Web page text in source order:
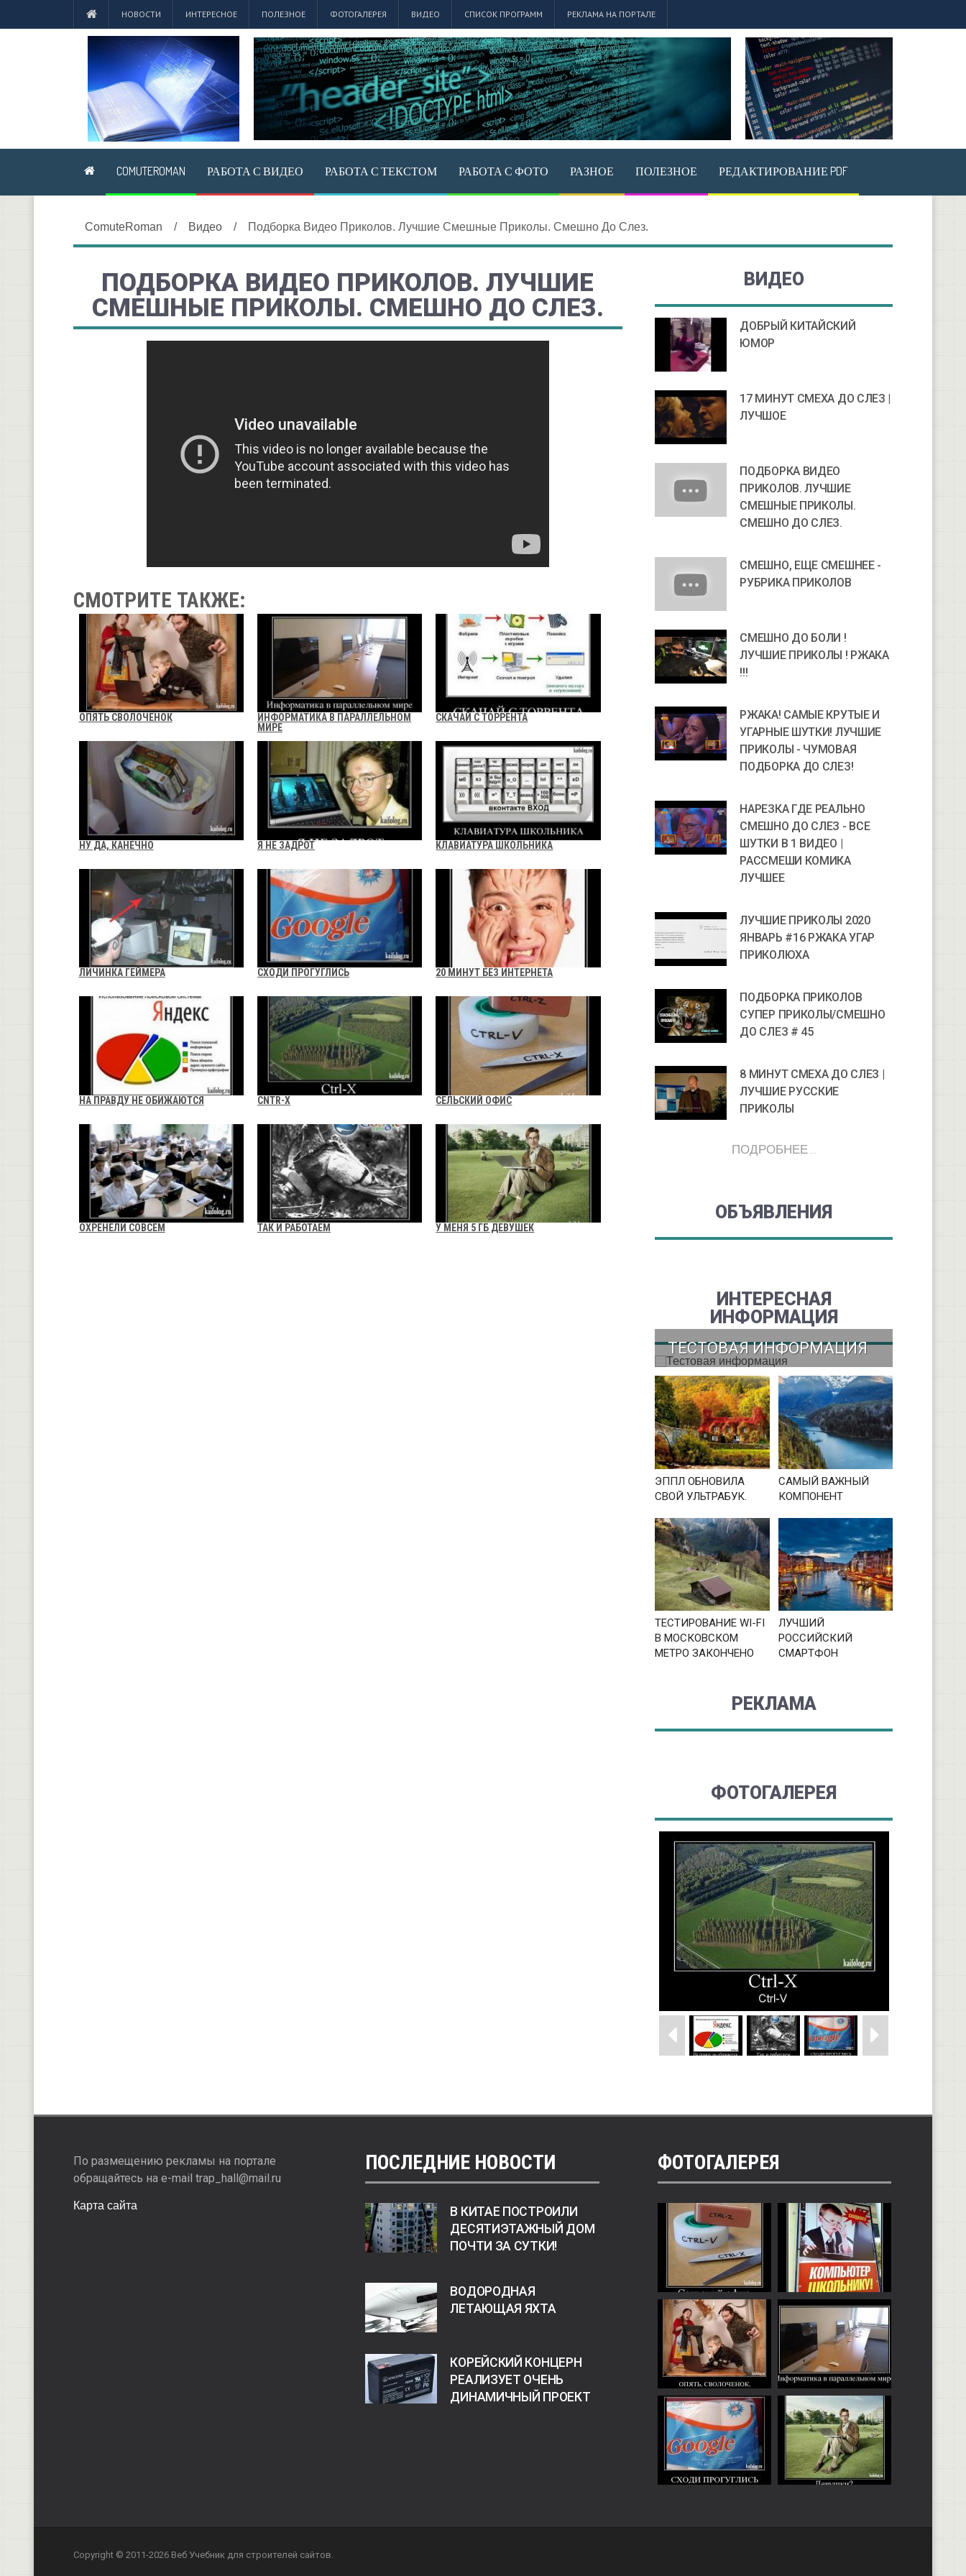
НОВОСТИ ИНТЕРЕСНОЕ ПОЛЕЗНОЕ ФОТОГАЛЕРЕЯ ВИДЕО СПИСОК ПРОГРАММ РЕКЛАМА НА ПОРТАЛЕ
COMUTEROMAN РАБОТА С ВИДЕО РАБОТА С ТЕКСТОМ РАБОТА С ФОТО РАЗНОЕ ПОЛЕЗНОЕ РЕДАКТИРОВАНИЕ PDF
ComuteRoman / Видео / Подборка Видео Приколов. Лучшие Смешные Приколы. Смешно До Слез.
ПОДБОРКА ВИДЕО ПРИКОЛОВ. ЛУЧШИЕ
СМЕШНЫЕ ПРИКОЛЫ. СМЕШНО ДО СЛЕЗ.
СМОТРИТЕ ТАКЖЕ:
ОПЯТЬ СВОЛОЧЕНОК
ИНФОРМАТИКА В ПАРАЛЛЕЛЬНОМ
МИРЕ
СКАЧАЙ С ТОРРЕНТА
НУ ДА, КАНЕЧНО Я НЕ ЗАДРОТ КЛАВИАТУРА ШКОЛЬНИКА
ЛИЧИНКА ГЕЙМЕРА СХОДИ ПРОГУГЛИСЬ 20 МИНУТ БЕЗ ИНТЕРНЕТА
НА ПРАВДУ НЕ ОБИЖАЮТСЯ CNTR-X СЕЛЬСКИЙ ОФИС
ОХРЕНЕЛИ СОВСЕМ ТАК И РАБОТАЕМ У МЕНЯ 5 ГБ ДЕВУШЕК
ВИДЕО
ДОБРЫЙ КИТАЙСКИЙ
ЮМОР
17 МИНУТ СМЕХА ДО СЛЕЗ |
ЛУЧШОЕ
ПОДБОРКА ВИДЕО
ПРИКОЛОВ. ЛУЧШИЕ
СМЕШНЫЕ ПРИКОЛЫ.
СМЕШНО ДО СЛЕЗ.
СМЕШНО, ЕЩЕ СМЕШНЕЕ -
РУБРИКА ПРИКОЛОВ
СМЕШНО ДО БОЛИ !
ЛУЧШИЕ ПРИКОЛЫ ! РЖАКА
!!!
РЖАКА! САМЫЕ КРУТЫЕ И
УГАРНЫЕ ШУТКИ! ЛУЧШИЕ
ПРИКОЛЫ - ЧУМОВАЯ
ПОДБОРКА ДО СЛЕЗ!
НАРЕЗКА ГДЕ РЕАЛЬНО
СМЕШНО ДО СЛЕЗ - ВСЕ
ШУТКИ В 1 ВИДЕО |
РАССМЕШИ КОМИКА
ЛУЧШЕЕ
ЛУЧШИЕ ПРИКОЛЫ 2020
ЯНВАРЬ #16 РЖАКА УГАР
ПРИКОЛЮХА
ПОДБОРКА ПРИКОЛОВ
СУПЕР ПРИКОЛЫ/СМЕШНО
ДО СЛЕЗ # 45
8 МИНУТ СМЕХА ДО СЛЕЗ |
ЛУЧШИЕ РУССКИЕ
ПРИКОЛЫ
ПОДРОБНЕЕ ...
ОБЪЯВЛЕНИЯ
ИНТЕРЕСНАЯ
ИНФОРМАЦИЯ
ТЕСТОВАЯ ИНФОРМАЦИЯ
ЭППЛ ОБНОВИЛА
СВОЙ УЛЬТРАБУК.
САМЫЙ ВАЖНЫЙ
КОМПОНЕНТ
ТЕСТИРОВАНИЕ WI-FI
В МОСКОВСКОМ
МЕТРО ЗАКОНЧЕНО
ЛУЧШИЙ
РОССИЙСКИЙ
СМАРТФОН
РЕКЛАМА
ФОТОГАЛЕРЕЯ
По размещению рекламы на портале
обращайтесь на e-mail trap_hall@mail.ru
Карта сайта
ПОСЛЕДНИЕ НОВОСТИ
В КИТАЕ ПОСТРОИЛИ
ДЕСЯТИЭТАЖНЫЙ ДОМ
ПОЧТИ ЗА СУТКИ!
ВОДОРОДНАЯ
ЛЕТАЮЩАЯ ЯХТА
КОРЕЙСКИЙ КОНЦЕРН
РЕАЛИЗУЕТ ОЧЕНЬ
ДИНАМИЧНЫЙ ПРОЕКТ
ФОТОГАЛЕРЕЯ
Copyright © 2011-2026 Веб Учебник для строителей сайтов.